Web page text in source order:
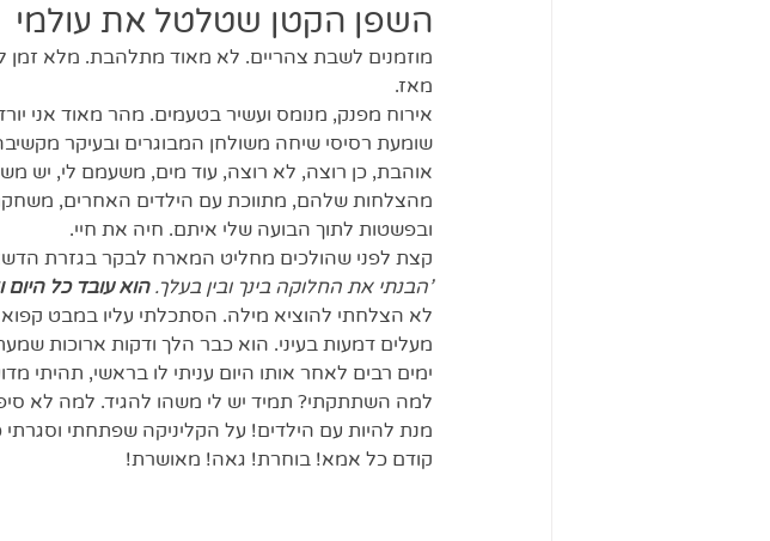
השפן הקטן שטלטל את עולמי
מוזמנים לשבת צהריים. לא מאוד מתלהבת. מלא זמן
מאז.
אירוח מפנק, מנומס ועשיר בטעמים. מהר מאוד אני
שומעת רסיסי שיחה משולחן המבוגרים ובעיקר
אוהבת, כן רוצה, לא רוצה, עוד מים, משעמם לי, יש
מהצלחות שלהם, מתווכת עם הילדים האחרים,
ובפשטות לתוך הבועה שלי איתם. חיה את חיי.
קצת לפני שהולכים מחליט המארח לבקר בגזרת
'הבנתי את החלוקה בינך ובין בעלך. הוא עובד כל
לא הצלחתי להוציא מילה. הסתכלתי עליו במבט קפוא
מעלים דמעות בעיני. הוא כבר הלך ודקות ארוכות
ימים רבים לאחר אותו היום עניתי לו בראשי, תהיתי
למה השתתקתי? תמיד יש לי משהו להגיד. למה לא
מנת להיות עם הילדים! על הקליניקה שפתחתי וסגרתי
קודם כל אמא! בוחרת! גאה! מאושרת!